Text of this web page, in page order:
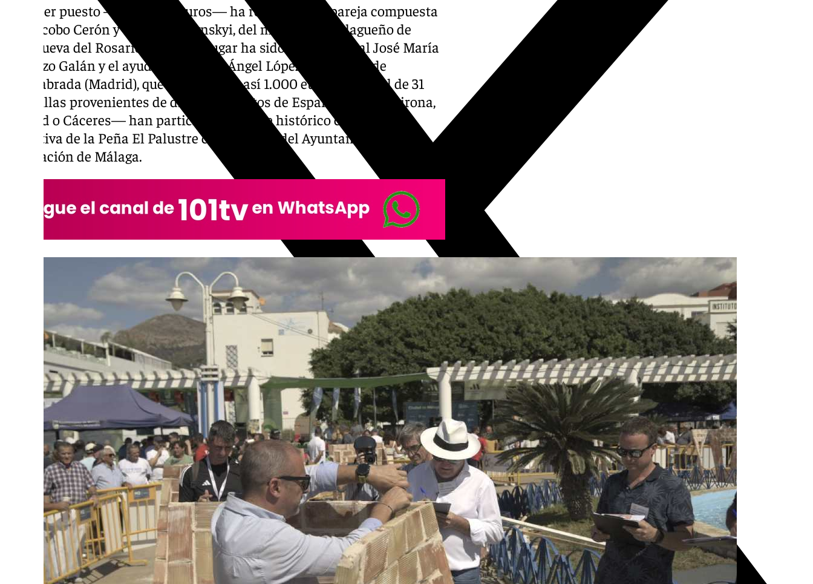
El tercer puesto —con 1.500 euros— ha recaído en la pareja compuesta
por Jacobo Cerón y Yurii Kokodynskyi, del municipio malagueño de
Villanueva del Rosario. El cuarto lugar ha sido para el oficial José María
del Pozo Galán y el ayudante Miguel Ángel López Menchero, de
Fuenlabrada (Madrid), que han logrado así 1.000 euros. Un total de 31
cuadrillas provenientes de distintos puntos de España —como Girona,
Madrid o Cáceres— han participado en este histórico certamen,
iniciativa de la Peña El Palustre con el apoyo del Ayuntamiento y la
Diputación de Málaga.